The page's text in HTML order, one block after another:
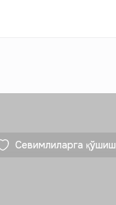
Севимлиларга қўшиш